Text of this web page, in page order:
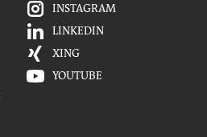
INSTAGRAM
LINKEDIN
XING
YOUTUBE